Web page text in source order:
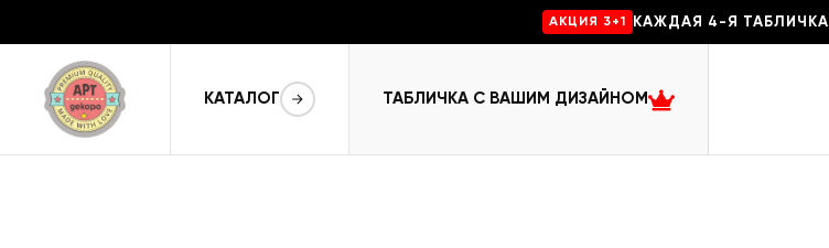
AKЦИЯ 3+1 КАЖДАЯ 4-Я ТАБЛИЧКА
КАТАЛОГ ТАБЛИЧКА С ВАШИМ ДИЗАЙНОМ